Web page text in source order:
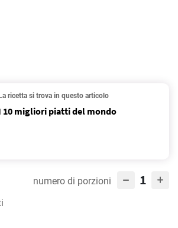
ricetta si trova in questo articolo
10 migliori piatti del mondo
numero di porzioni 1